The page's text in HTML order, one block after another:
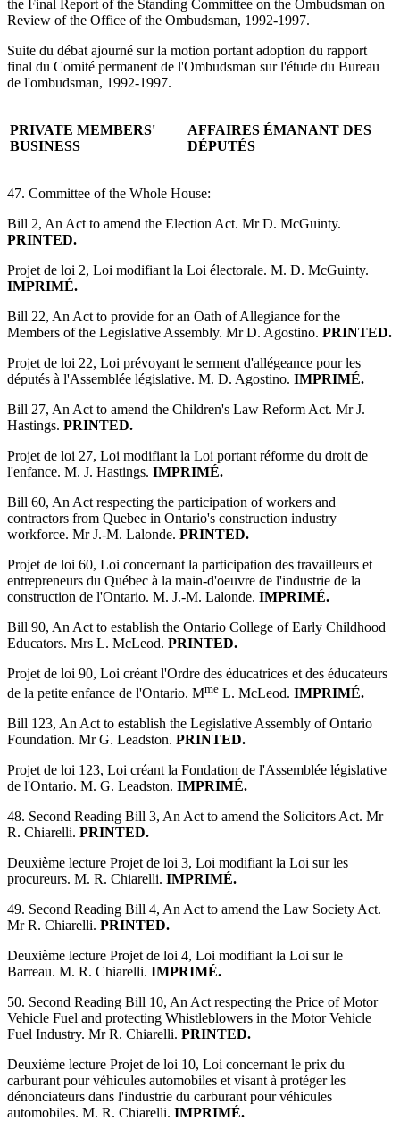
the Final Report of the Standing Committee on the Ombudsman on
Review of the Office of the Ombudsman, 1992-1997.
Suite du débat ajourné sur la motion portant adoption du rapport
final du Comité permanent de l'Ombudsman sur l'étude du Bureau
de l'ombudsman, 1992-1997.
PRIVATE MEMBERS'
BUSINESS
AFFAIRES ÉMANANT DES
DÉPUTÉS
47. Committee of the Whole House:
Bill 2, An Act to amend the Election Act. Mr D. McGuinty.
PRINTED.
Projet de loi 2, Loi modifiant la Loi électorale. M. D. McGuinty.
IMPRIMÉ.
Bill 22, An Act to provide for an Oath of Allegiance for the
Members of the Legislative Assembly. Mr D. Agostino. PRINTED.
Projet de loi 22, Loi prévoyant le serment d'allégeance pour les
députés à l'Assemblée législative. M. D. Agostino. IMPRIMÉ.
Bill 27, An Act to amend the Children's Law Reform Act. Mr J.
Hastings. PRINTED.
Projet de loi 27, Loi modifiant la Loi portant réforme du droit de
l'enfance. M. J. Hastings. IMPRIMÉ.
Bill 60, An Act respecting the participation of workers and
contractors from Quebec in Ontario's construction industry
workforce. Mr J.-M. Lalonde. PRINTED.
Projet de loi 60, Loi concernant la participation des travailleurs et
entrepreneurs du Québec à la main-d'oeuvre de l'industrie de la
construction de l'Ontario. M. J.-M. Lalonde. IMPRIMÉ.
Bill 90, An Act to establish the Ontario College of Early Childhood
Educators. Mrs L. McLeod. PRINTED.
Projet de loi 90, Loi créant l'Ordre des éducatrices et des éducateurs
de la petite enfance de l'Ontario. Mme L. McLeod. IMPRIMÉ.
Bill 123, An Act to establish the Legislative Assembly of Ontario
Foundation. Mr G. Leadston. PRINTED.
Projet de loi 123, Loi créant la Fondation de l'Assemblée législative
de l'Ontario. M. G. Leadston. IMPRIMÉ.
48. Second Reading Bill 3, An Act to amend the Solicitors Act. Mr
R. Chiarelli. PRINTED.
Deuxième lecture Projet de loi 3, Loi modifiant la Loi sur les
procureurs. M. R. Chiarelli. IMPRIMÉ.
49. Second Reading Bill 4, An Act to amend the Law Society Act.
Mr R. Chiarelli. PRINTED.
Deuxième lecture Projet de loi 4, Loi modifiant la Loi sur le
Barreau. M. R. Chiarelli. IMPRIMÉ.
50. Second Reading Bill 10, An Act respecting the Price of Motor
Vehicle Fuel and protecting Whistleblowers in the Motor Vehicle
Fuel Industry. Mr R. Chiarelli. PRINTED.
Deuxième lecture Projet de loi 10, Loi concernant le prix du
carburant pour véhicules automobiles et visant à protéger les
dénonciateurs dans l'industrie du carburant pour véhicules
automobiles. M. R. Chiarelli. IMPRIMÉ.